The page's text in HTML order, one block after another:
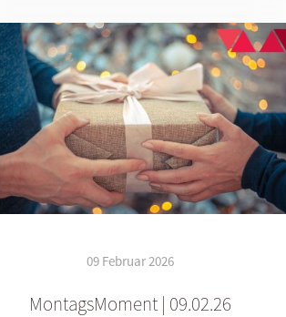
09 Februar 2026
MontagsMoment | 09.02.26